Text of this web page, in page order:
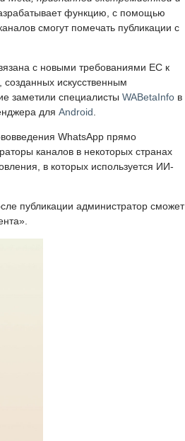
функцию, с помощью
смогут помечать публикации с
с новыми требованиями ЕС к
созданных искусственным
заметили специалисты WABetaInfo в
для Android
WhatsApp прямо
каналов в некоторых странах
в которых используется ИИ-
публикации администратор сможет